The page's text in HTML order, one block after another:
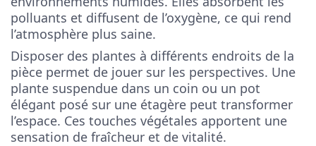
polluants et diffusent de l’oxygène, ce qui rend
l’atmosphère plus saine.
Disposer des plantes à différents endroits de la
pièce permet de jouer sur les perspectives. Une
plante suspendue dans un coin ou un pot
élégant posé sur une étagère peut transformer
l’espace. Ces touches végétales apportent une
sensation de fraîcheur et de vitalité.